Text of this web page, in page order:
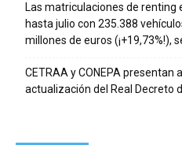
Las matriculaciones de renting
hasta julio con 235.388
millones de euros (¡+19,73%!),
CETRAA y CONEPA
actualización del Real Decreto